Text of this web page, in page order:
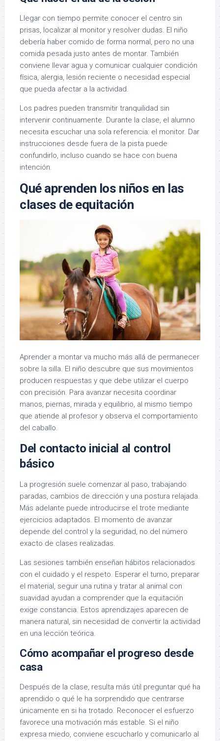
Llegar con tiempo permite conocer el centro sin
prisas, localizar al monitor y resolver dudas. El niño
debería haber comido de forma normal, pero no una
comida pesada justo antes de montar. También
conviene llevar agua y comunicar cualquier condición
física, alergia, lesión reciente o necesidad especial
que pueda afectar a la actividad.
Los padres pueden transmitir tranquilidad sin
intervenir continuamente. Durante la clase, el alumno
necesita escuchar una sola referencia: el monitor. Dar
instrucciones desde fuera de la pista puede
confundirlo, incluso cuando se hace con buena
intención.
Qué aprenden los niños en las
clases de equitación
Aprender a montar va mucho más allá de permanecer
sobre la silla. El niño descubre que sus movimientos
producen respuestas y que debe utilizar el cuerpo
con precisión. Para avanzar necesita coordinar
manos, piernas, mirada y equilibrio, al mismo tiempo
que atiende al profesor y observa el comportamiento
del caballo.
Del contacto inicial al control
básico
La progresión suele comenzar al paso, trabajando
paradas, cambios de dirección y una postura relajada.
Más adelante puede introducirse el trote mediante
ejercicios adaptados. El momento de avanzar
depende del control y la seguridad, no del número
exacto de clases realizadas.
Las sesiones también enseñan hábitos relacionados
con el cuidado y el respeto. Esperar el turno, preparar
el material, seguir una rutina y tratar al animal con
suavidad ayudan a comprender que la equitación
exige constancia. Estos aprendizajes aparecen de
manera natural, sin necesidad de convertir la actividad
en una lección teórica.
Cómo acompañar el progreso desde
casa
Después de la clase, resulta más útil preguntar qué ha
aprendido o qué le ha sorprendido que centrarse
únicamente en si ha trotado. Reconocer el esfuerzo
favorece una motivación más estable. Si el niño
expresa miedo, conviene escucharlo y comunicarlo al